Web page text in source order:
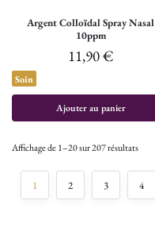
Argent Colloïdal Spray Nasal
10ppm
11,90€
Soin
Ajouter au panier
Affichage de 1–20 sur 207 résultats
1 2 3 4